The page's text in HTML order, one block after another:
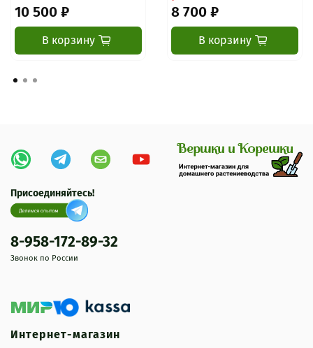
10 500 ₽
В корзину
8 700 ₽
В корзину
Интернет-магазин
Присоединяйтесь!
8-958-172-89-32
Звонок по России